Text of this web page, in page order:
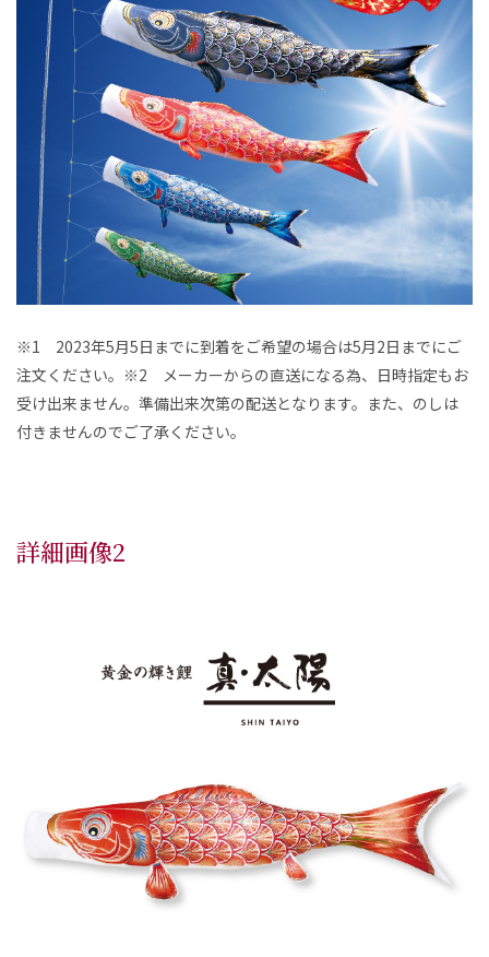
※1 2023年5月5日までに到着をご希望の場合は5月2日までにご
注文ください。※2 メーカーからの直送になる為、日時指定もお
受け出来ません。準備出来次第の配送となります。また、のしは
付きませんのでご了承ください。
詳細画像2